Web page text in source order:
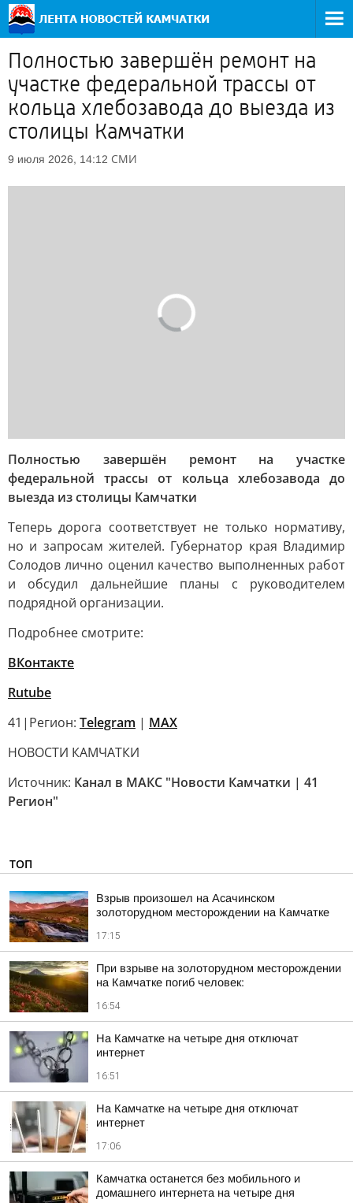
Полностью завершён ремонт на
участке федеральной трассы от
кольца хлебозавода до выезда из
столицы Камчатки
9 июля 2026, 14:12 СМИ
Полностью завершён ремонт на участке
федеральной трассы от кольца хлебозавода до
выезда из столицы Камчатки
Теперь дорога соответствует не только нормативу,
но и запросам жителей. Губернатор края Владимир
Солодов лично оценил качество выполненных работ
и обсудил дальнейшие планы с руководителем
подрядной организации.
Подробнее смотрите:
ВКонтакте
Rutube
41|Регион: Telegram | MAX
НОВОСТИ КАМЧАТКИ
Источник: Канал в МАКС "Новости Камчатки | 41
Регион"
ТОП
Взрыв произошел на Асачинском
золоторудном месторождении на Камчатке
17:15
При взрыве на золоторудном месторождении
на Камчатке погиб человек:
16:54
На Камчатке на четыре дня отключат
интернет
16:51
На Камчатке на четыре дня отключат
интернет
17:06
Камчатка останется без мобильного и
домашнего интернета на четыре дня